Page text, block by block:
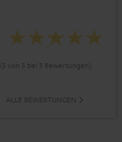
(5 von 5 bei 3 Bewertungen)
ALLE BEWERTUNGEN